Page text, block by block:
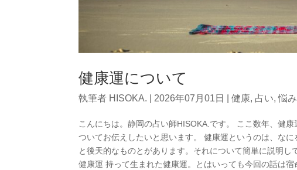
健康運について
執筆者 HISOKA. |2026年07月01日 |健康, 占い,悩み
こんにちは。静岡の占い師HISOKA.です。 ここ数年、健
ついてお伝えしたいと思います。 健康運というのは、な
と後天的なものとがあります。それについて簡単に説明
健康運 持って生まれた健康運。とはいっても今回の話は